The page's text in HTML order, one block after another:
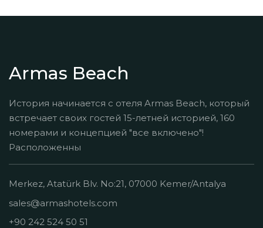
Armas Beach
История начинается с отеля Armas Beach, который
встречает своих гостей 15-летней историей, 160
номерами и концепцией "все включено"!
Расположенны
Merkez, Atatürk Blv. No:21, 07000 Kemer/Antalya
sales@armashotels.com
+90 242 524 50 51